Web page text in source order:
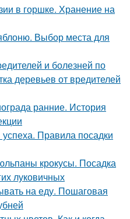
в горшке. Хранение на
Выбор места для
и болезней по
деревьев от вредителей
ранние. История
Правила посадки
крокусы. Посадка
луковичных
на еду. Пошаговая